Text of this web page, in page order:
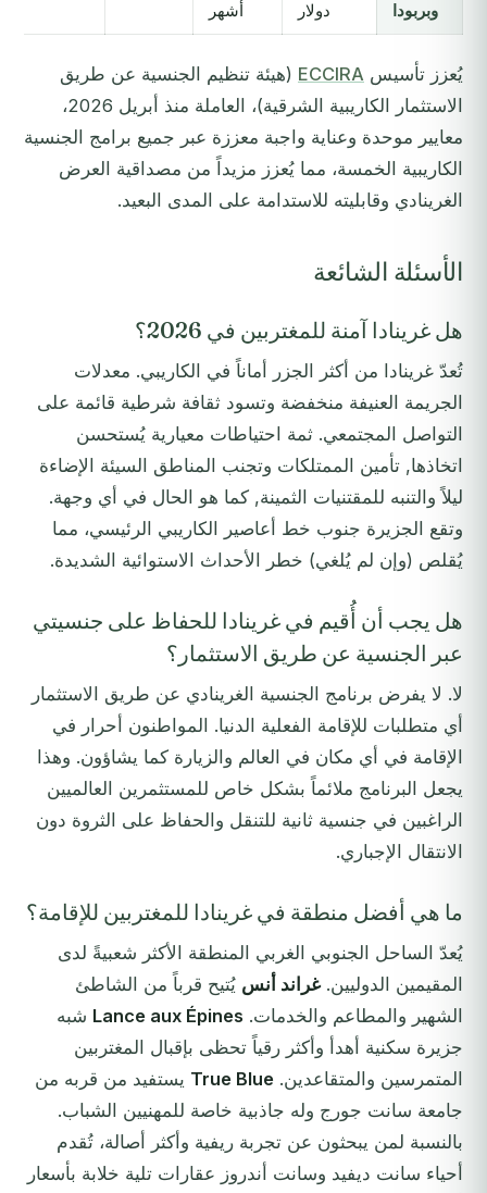
وبربودا
دولار
أشهر
يُعزز تأسيس ECCIRA (هيئة تنظيم الجنسية عن طريق
الاستثمار الكاريبية الشرقية)، العاملة منذ أبريل 2026،
معايير موحدة وعناية واجبة معززة عبر جميع برامج الجنسية
الكاريبية الخمسة، مما يُعزز مزيداً من مصداقية العرض
الغرينادي وقابليته للاستدامة على المدى البعيد.
الأسئلة الشائعة
هل غرينادا آمنة للمغتربين في 2026؟
تُعدّ غرينادا من أكثر الجزر أماناً في الكاريبي. معدلات
الجريمة العنيفة منخفضة وتسود ثقافة شرطية قائمة على
التواصل المجتمعي. ثمة احتياطات معيارية يُستحسن
اتخاذها, تأمين الممتلكات وتجنب المناطق السيئة الإضاءة
ليلاً والتنبه للمقتنيات الثمينة, كما هو الحال في أي وجهة.
وتقع الجزيرة جنوب خط أعاصير الكاريبي الرئيسي، مما
يُقلص (وإن لم يُلغي) خطر الأحداث الاستوائية الشديدة.
هل يجب أن أُقيم في غرينادا للحفاظ على جنسيتي
عبر الجنسية عن طريق الاستثمار؟
لا. لا يفرض برنامج الجنسية الغرينادي عن طريق الاستثمار
أي متطلبات للإقامة الفعلية الدنيا. المواطنون أحرار في
الإقامة في أي مكان في العالم والزيارة كما يشاؤون. وهذا
يجعل البرنامج ملائماً بشكل خاص للمستثمرين العالميين
الراغبين في جنسية ثانية للتنقل والحفاظ على الثروة دون
الانتقال الإجباري.
ما هي أفضل منطقة في غرينادا للمغتربين للإقامة؟
يُعدّ الساحل الجنوبي الغربي المنطقة الأكثر شعبيةً لدى
المقيمين الدوليين.غراند أنس يُتيح قرباً من الشاطئ
الشهير والمطاعم والخدمات. Lance aux Épines شبه
جزيرة سكنية أهدأ وأكثر رقياً تحظى بإقبال المغتربين
المتمرسين والمتقاعدين. True Blue يستفيد من قربه من
جامعة سانت جورج وله جاذبية خاصة للمهنيين الشباب.
بالنسبة لمن يبحثون عن تجربة ريفية وأكثر أصالة، تُقدم
أحياء سانت ديفيد وسانت أندروز عقارات تلية خلابة بأسعار